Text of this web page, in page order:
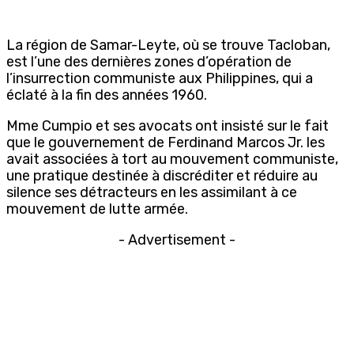
La région de Samar-Leyte, où se trouve Tacloban,
est l’une des dernières zones d’opération de
l’insurrection communiste aux Philippines, qui a
éclaté à la fin des années 1960.
Mme Cumpio et ses avocats ont insisté sur le fait
que le gouvernement de Ferdinand Marcos Jr. les
avait associées à tort au mouvement communiste,
une pratique destinée à discréditer et réduire au
silence ses détracteurs en les assimilant à ce
mouvement de lutte armée.
- Advertisement -